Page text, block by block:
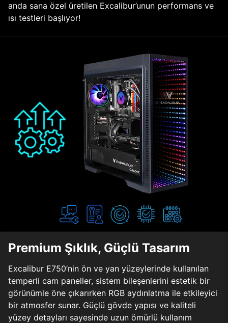
anda sana özel üretilen Excalibur’unun performans ve
ısı testleri başlıyor!
Premium Şıklık, Güçlü Tasarım
Excalibur E750’nin ön ve yan yüzeylerinde kullanılan
temperli cam paneller, sistem bileşenlerini estetik bir
görünümle öne çıkarırken RGB aydınlatma ile etkileyici
bir atmosfer sunar. Güçlü gövde yapısı ve kaliteli
yüzey detayları sayesinde uzun ömürlü kullanım